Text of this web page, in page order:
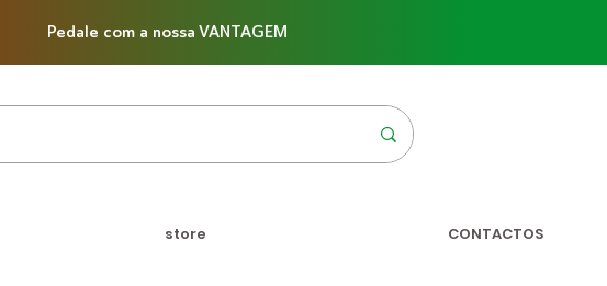
Pedale com a nossa VANTAGEM
store CONTACTOS